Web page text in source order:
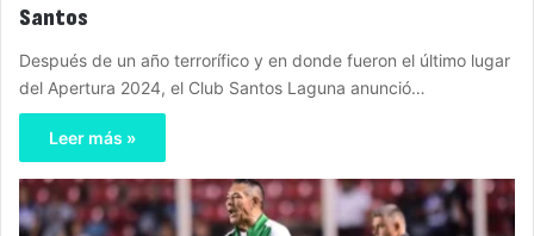
Santos
Después de un año terrorífico y en donde fueron el último lugar
del Apertura 2024, el Club Santos Laguna anunció…
Leer más »